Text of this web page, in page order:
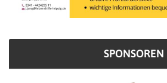
SPONSOREN